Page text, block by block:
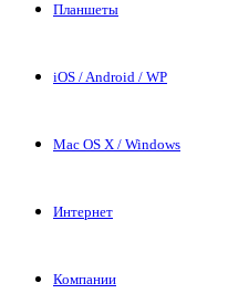
Планшеты
iOS / Android / WP
Mac OS X / Windows
Интернет
Компании